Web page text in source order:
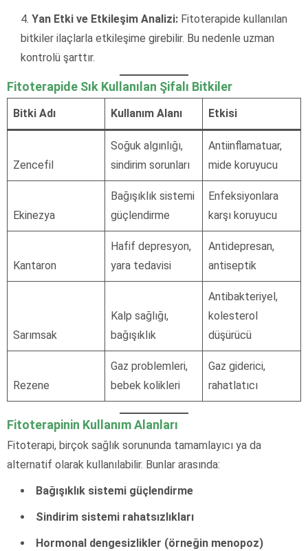
Yan Etki ve Etkileşim Analizi: Fitoterapide kullanılan
bitkiler ilaçlarla etkileşime girebilir. Bu nedenle uzman
kontrolü şarttır.
Fitoterapide Sık Kullanılan Şifalı Bitkiler
Bitki Adı Kullanım Alanı Etkisi
Zencefil
Soğuk algınlığı,
sindirim sorunları
Antiinflamatuar,
mide koruyucu
Ekinezya
Bağışıklık sistemi
güçlendirme
Enfeksiyonlara
karşı koruyucu
Kantaron
Hafif depresyon,
yara tedavisi
Antidepresan,
antiseptik
Sarımsak
Kalp sağlığı,
bağışıklık
Antibakteriyel,
kolesterol
düşürücü
Rezene
Gaz problemleri,
bebek kolikleri
Gaz giderici,
rahatlatıcı
Fitoterapinin Kullanım Alanları
Fitoterapi, birçok sağlık sorununda tamamlayıcı ya da
alternatif olarak kullanılabilir. Bunlar arasında:
Bağışıklık sistemi güçlendirme
Sindirim sistemi rahatsızlıkları
Hormonal dengesizlikler (örneğin menopoz)